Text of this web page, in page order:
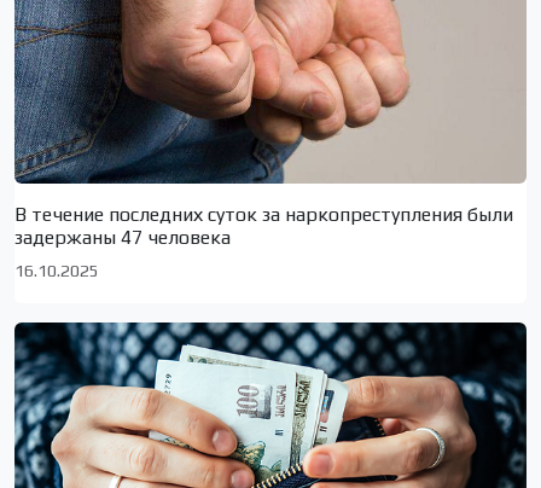
В течение последних суток за наркопреступления были
задержаны 47 человека
16.10.2025